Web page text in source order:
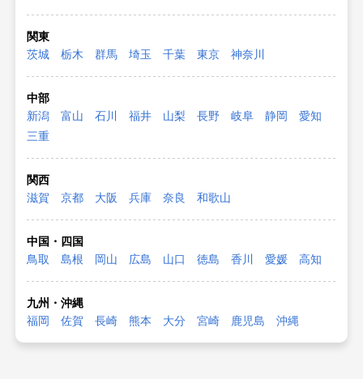
関東
茨城
栃木 群馬 埼玉 千葉 東京 神奈川
中部
新潟
富山 石川 福井 山梨 長野 岐阜 静岡
愛知
三重
関西
滋賀
京都 大阪 兵庫 奈良 和歌山
中国・四国
鳥取
島根 岡山 広島 山口 徳島 香川 愛媛 高知
九州・沖縄
福岡
佐賀 長崎 熊本 大分 宮崎 鹿児島 沖縄